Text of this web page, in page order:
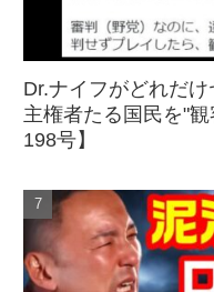
Dr.ナイフがどれだけ
主権者たる国民を"
198号】